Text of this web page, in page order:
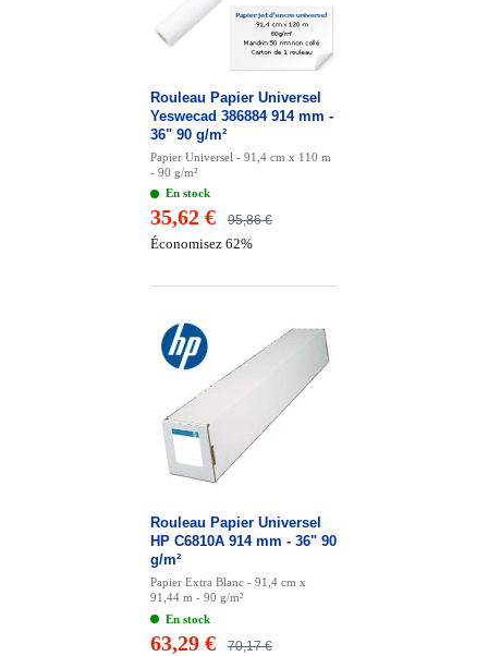
Rouleau Papier Universel
Yeswecad 386884 914 mm -
36" 90 g/m²
Papier Universel - 91,4 cm x 110 m
- 90 g/m²
En stock
95,86 €
35,62 €
Économisez 62%
Rouleau Papier Universel
HP C6810A 914 mm - 36" 90
g/m²
Papier Extra Blanc - 91,4 cm x
91,44 m - 90 g/m²
En stock
70,17 €
63,29 €